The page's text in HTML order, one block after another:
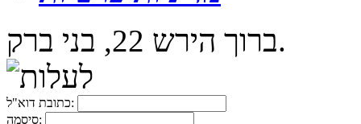
ברוך הירש 22, בני ברק.
כתובת דוא"ל:
סיסמה: